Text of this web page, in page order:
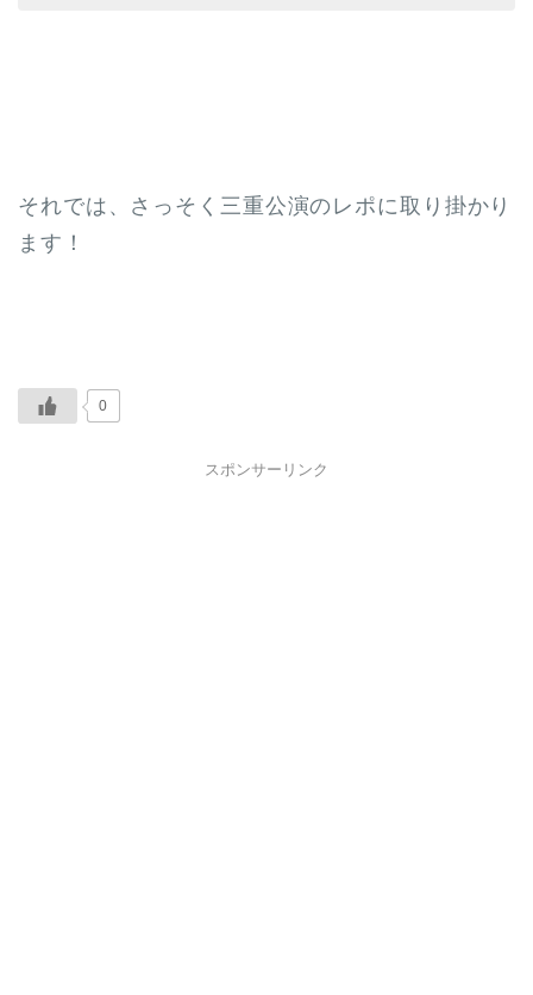
それでは、さっそく三重公演のレポに取り掛かり
ます！
0
スポンサーリンク